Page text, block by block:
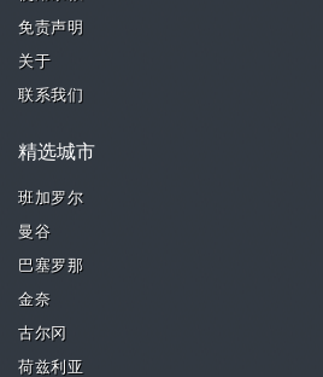
免责声明
关于
联系我们
精选城市
班加罗尔
曼谷
巴塞罗那
金奈
古尔冈
荷兹利亚